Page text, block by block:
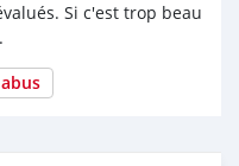
Si c'est trop beau